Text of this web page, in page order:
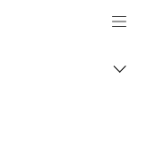
Canon Logo, back to